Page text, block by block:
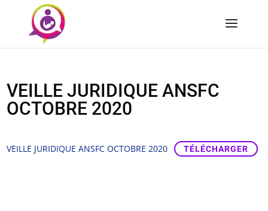
VEILLE JURIDIQUE ANSFC
OCTOBRE 2020
VEILLE JURIDIQUE ANSFC OCTOBRE 2020 TÉLÉCHARGER